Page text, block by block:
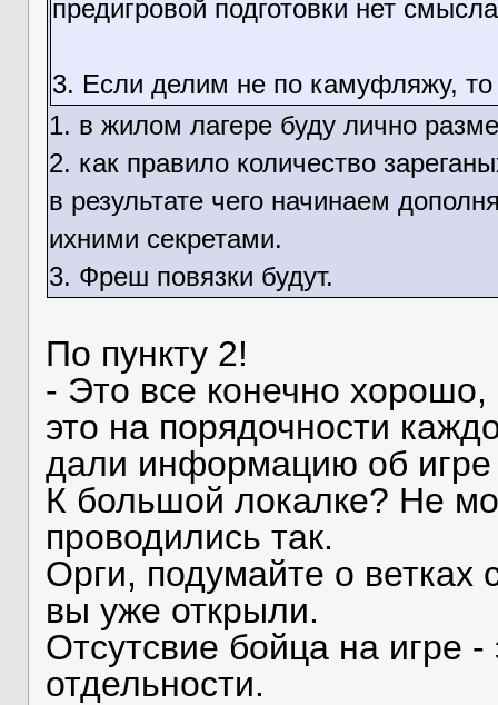
предигровой подготовки нет
3. Если делим не по камуфляжу,
1. в жилом лагере буду лично
2. как правило количество
в результате чего начинаем
ихними секретами.
3. Фреш повязки будут.
По пункту 2!
- Это все конечно
это на порядочности
дали информацию об игре
К большой локалке? Не
проводились так.
Орги, подумайте о ветках
вы уже открыли.
Отсутсвие бойца на игре
отдельности.